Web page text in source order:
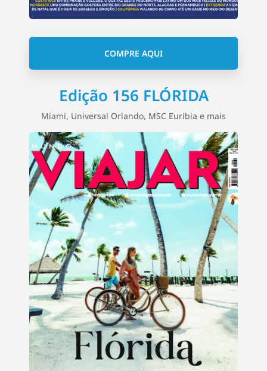
COMPRE AQUI
Edição 156 FLÓRIDA
Miami, Universal Orlando, MSC Euribia e mais